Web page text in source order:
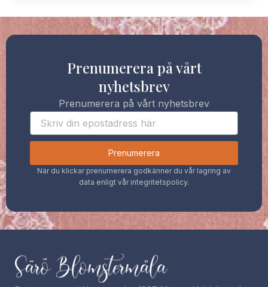
Prenumerera på vårt
nyhetsbrev
Prenumerera på vårt nyhetsbrev
Prenumerera
När du klickar prenumerera godkänner du vår lagring av
data enligt vår integritetspolicy.